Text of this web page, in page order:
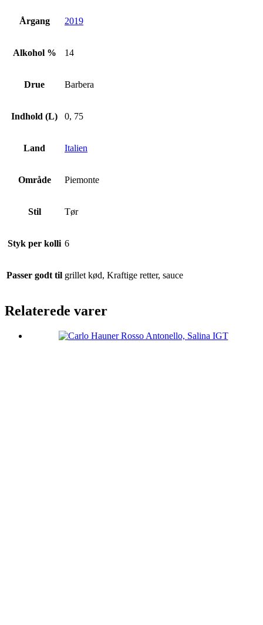
Årgang 2019
Alkohol % 14
Drue Barbera
Indhold (L) 0, 75
Land Italien
Område Piemonte
Stil Tør
Styk per kolli 6
Passer godt til grillet kød, Kraftige retter, sauce
Relaterede varer